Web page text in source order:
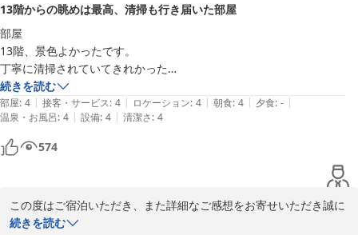
13階からの眺めは最高、清掃も行き届いた部屋
部屋
13階、景色よかったです。
丁寧に清掃されていてきれかった
アメニティは最近はやりの自分でとるタイプ、経費削減なのか…
メイクおとしぐらいはほしい
女性はあまり宿泊しない予想なのか…
サービスは朝食の時のみ、チェックイン、アウトは機械なので、時短に
はなる
温泉、大浴場はないが、お風呂とトイレはセパレートタイプなので、入
浴剤あればサービスとして最高なのに…
続きを読む
部屋: 4 | 接客・サービス: 4 | ロケーション: 4 | 朝食: 4 | 夕食: - |
温泉・お風呂: 4 | 設備: 4 | 清潔さ: 4
574
この度はご宿泊いただき、また詳細なご感想をお寄せいただき誠に
ありがとうございます。
続きを読む